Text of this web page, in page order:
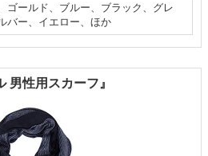
ゴールド、ブルー、ブラック、グレ
バー、イエロー、ほか
男性用スカーフ』